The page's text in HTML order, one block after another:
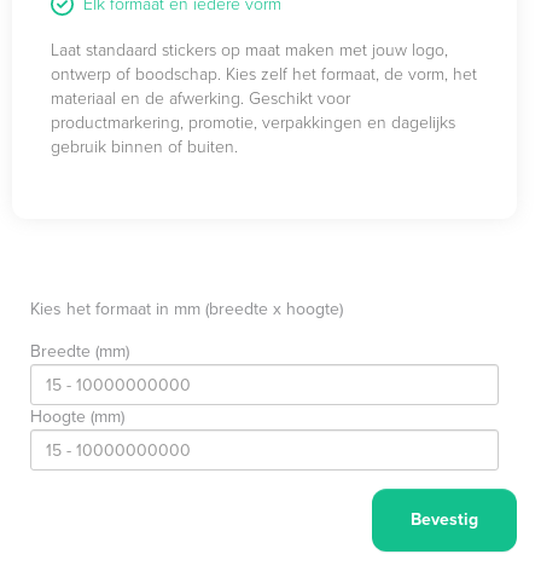
Laat standaard stickers op maat maken met jouw logo,
ontwerp of boodschap. Kies zelf het formaat, de vorm, het
materiaal en de afwerking. Geschikt voor
productmarkering, promotie, verpakkingen en dagelijks
gebruik binnen of buiten.
Kies het formaat in mm (breedte x hoogte)
Breedte (mm)
Hoogte (mm)